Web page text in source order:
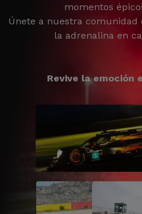
momentos
Únete a nuestra comunidad
la adrenalina en
Revive la emoción